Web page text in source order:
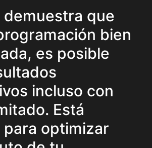
demuestra que
bien
es posible
incluso con
Está
optimizar